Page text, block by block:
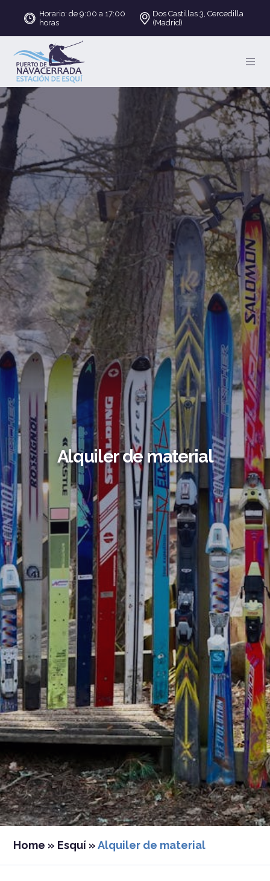
Horario: de 9:00 a 17:00
horas
Dos Castillas 3, Cercedilla
(Madrid)
Alquiler de material
Home » Esquí »Alquiler de material